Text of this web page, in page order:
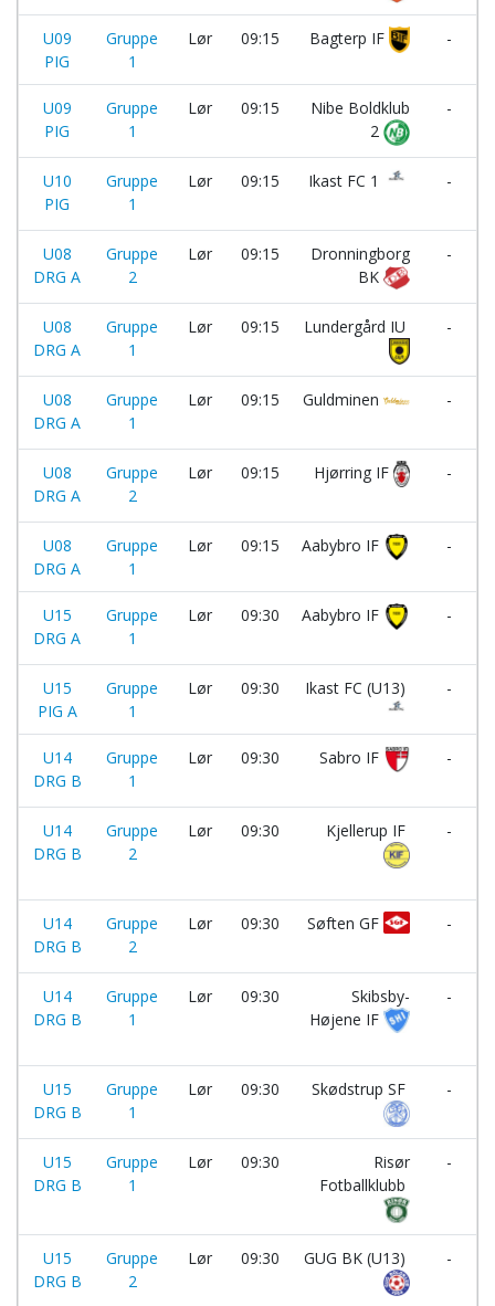
U09
PIG
Gruppe
1
Lør 09:15 Bagterp IF -
U09
PIG
Gruppe
1
Lør 09:15
Nibe Boldklub
2
-
U10
PIG
Gruppe
1
Lør 09:15 Ikast FC 1
-
U08
DRG A
Gruppe
2
Lør 09:15
Dronningborg
BK
-
U08
DRG A
Gruppe
1
Lør 09:15 Lundergård IU
-
U08
DRG A
Gruppe
1
Lør 09:15 Guldminen
-
U08
DRG A
Gruppe
2
Lør 09:15 Hjørring IF
-
U08
DRG A
Gruppe
1
Lør 09:15 Aabybro IF -
U15
DRG A
Gruppe
1
Lør 09:30 Aabybro IF
-
U15
PIG A
Gruppe
1
Lør 09:30 Ikast FC (U13) -
U14
DRG B
Gruppe
1
Lør 09:30 Sabro IF
-
U14
DRG B
Gruppe
2
Lør 09:30 Kjellerup IF
-
U14
DRG B
Gruppe
2
Lør 09:30 Søften GF
-
U14
DRG B
Gruppe
1
Lør 09:30
Skibsby-
Højene IF
-
U15
DRG B
Gruppe
1
Lør 09:30 Skødstrup SF
-
U15
DRG B
Gruppe
1
Lør 09:30
Risør
Fotballklubb
-
U15
DRG B
Gruppe
2
Lør 09:30 GUG BK (U13)
-